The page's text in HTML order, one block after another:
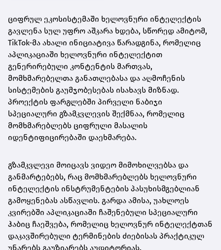
ციფრულ ეკოსისტემაში ხელოვნური ინტელექტის
გავლენა სულ უფრო აშკარა ხდება, სწორედ ამიტომ,
TikTok-მა ახალი ინიციატივა წარადგინა, რომელიც
აპლიკაციაში ხელოვნური ინტელექტით
გენერირებული კონტენტის მართვას,
მომხმარებელთა განათლებასა და აღმოჩენის
სისტემების გაუმჯობესებას ისახავს მიზნად.
პროექტის ფარგლებში პირველი ნაბიჯი
სპეციალური გზამკვლევის შექმნაა, რომელიც
მომხმარებლებს ციფრული მასალის
იდენტიფიცირებაში დაეხმარება.
გზამკვლევი მოიცავს ვიდეო მიმოხილვებსა და
განმარტებებს, რაც მომხმარებლებს ხელოვნური
ინტელექტის ინსტრუმენტების პასუხისმგებლიან
გამოყენებას ასწავლის. გარდა ამისა, უახლოეს
კვირებში აპლიკაციაში ჩაშენებული სპეციალური
ჰაბიც ჩაეშვება, რომელიც ხელოვნურ ინტელექტთან
დაკავშირებული ტერმინების ძიებისას პრაქტიკულ
უნარებს გაუზიარებს აუდიტორიას.